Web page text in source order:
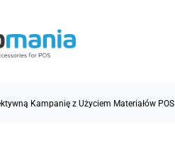
Kampanię z Użyciem Materiałów POS